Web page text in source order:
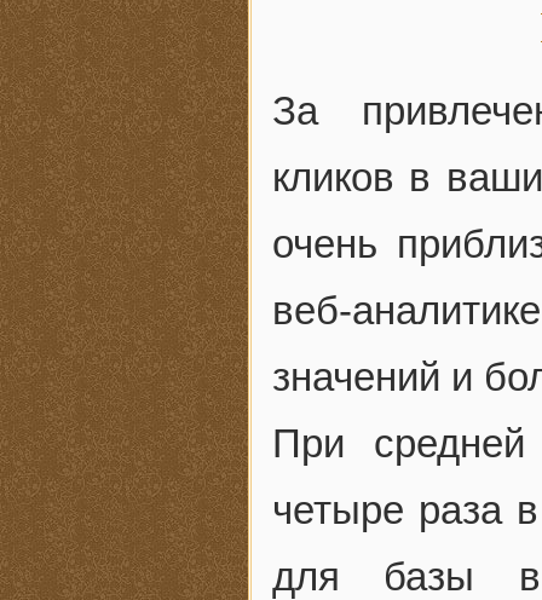
За
кликов в
очень
веб-
значений и
При средней
четыре раза
для базы в